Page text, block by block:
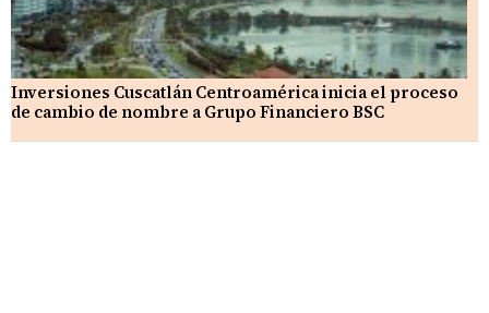
Inversiones Cuscatlán Centroamérica inicia el proceso
de cambio de nombre a Grupo Financiero BSC